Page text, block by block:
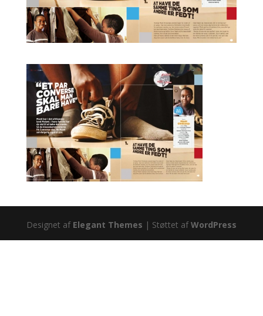
Designet af Elegant Themes | Støttet afWordPress